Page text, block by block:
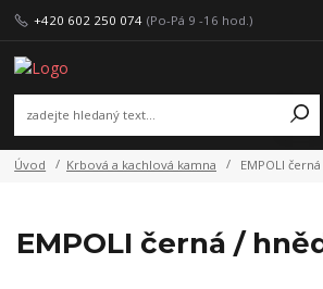
+420 602 250 074 (Po-Pá 9 -16 hod.)
Úvod Krbová a kachlová kamna EMPOLI
EMPOLI černá /